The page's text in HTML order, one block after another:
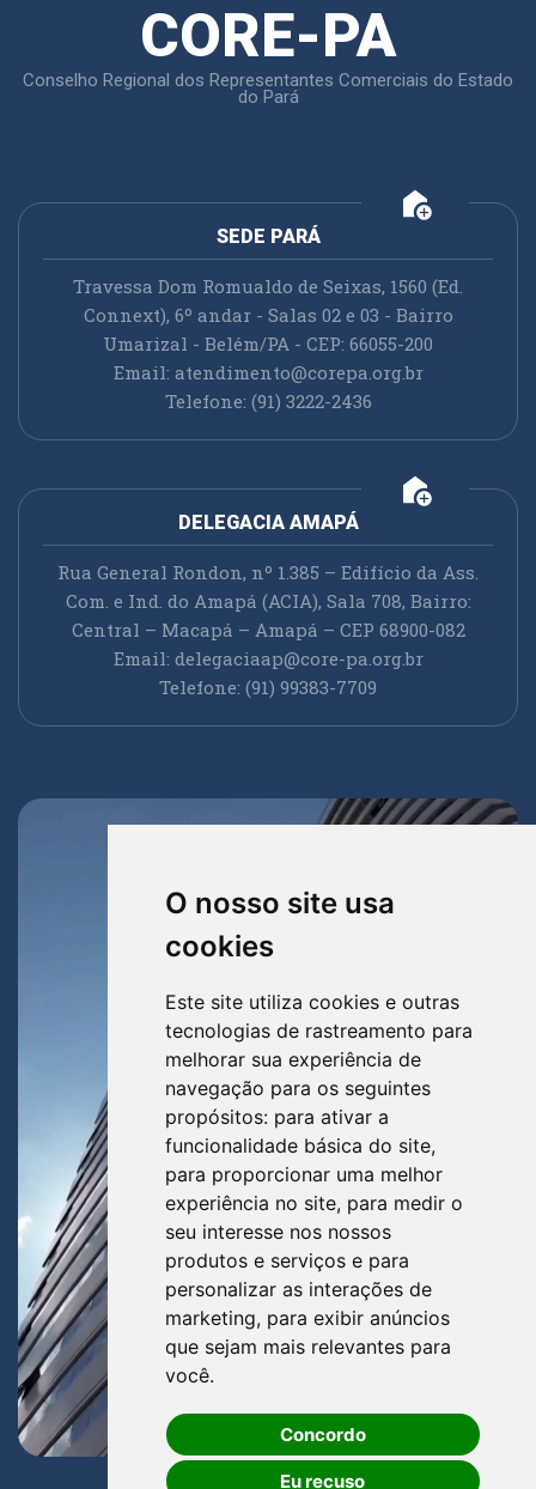
O nosso site usa
cookies
Este site utiliza cookies e outras
tecnologias de rastreamento para
melhorar sua experiência de
navegação para os seguintes
propósitos: para ativar a
funcionalidade básica do site,
para proporcionar uma melhor
experiência no site, para medir o
seu interesse nos nossos
produtos e serviços e para
personalizar as interações de
marketing, para exibir anúncios
que sejam mais relevantes para
você.
Concordo
Eu recuso
CORE-PA
Conselho Regional dos Representantes Comerciais do Estado
do Pará
add_home
SEDE PARÁ
Travessa Dom Romualdo de Seixas, 1560 (Ed.
Connext), 6º andar - Salas 02 e 03 - Bairro
Umarizal - Belém/PA - CEP: 66055-200
Email: atendimento@corepa.org.br
Telefone: (91) 3222-2436
add_home
DELEGACIA AMAPÁ
Rua General Rondon, nº 1.385 – Edifício da Ass.
Com. e Ind. do Amapá (ACIA), Sala 708, Bairro:
Central – Macapá – Amapá – CEP 68900-082
Email: delegaciaap@core-pa.org.br
Telefone: (91) 99383-7709